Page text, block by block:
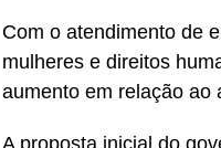
Com o atendimento de
mulheres e direitos
aumento em relação ao
A proposta inicial do